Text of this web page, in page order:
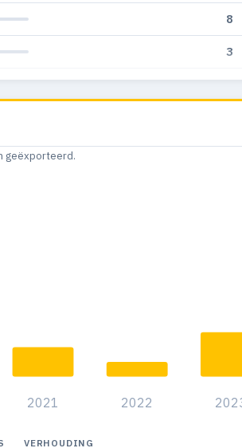
8
3
1
8
3
—
geëxporteerd.
2021 2022
VERHOUDING